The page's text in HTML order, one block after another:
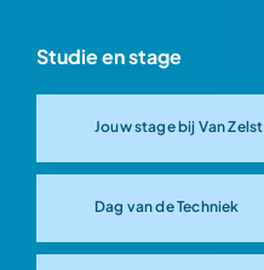
Studie en stage
Jouw stage bij Van Zelst
Dag van de Techniek